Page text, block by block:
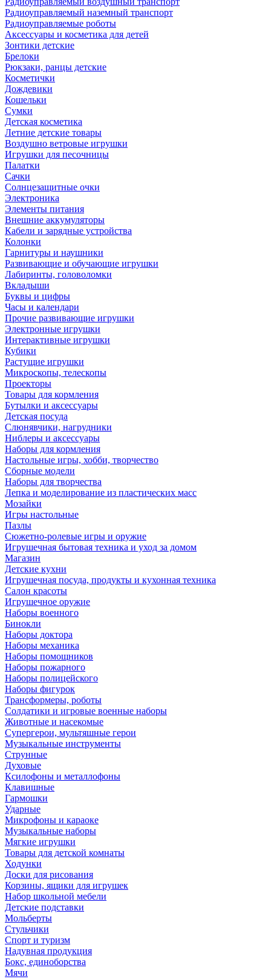
Радиоуправляемый наземный транспорт
Радиоуправляемые роботы
Аксессуары и косметика для детей
Зонтики детские
Брелоки
Рюкзаки, ранцы детские
Косметички
Дождевики
Кошельки
Сумки
Детская косметика
Летние детские товары
Воздушно ветровые игрушки
Игрушки для песочницы
Палатки
Сачки
Солнцезащитные очки
Электроника
Элементы питания
Внешние аккумуляторы
Кабели и зарядные устройства
Колонки
Гарнитуры и наушники
Развивающие и обучающие игрушки
Лабиринты, головоломки
Вкладыши
Буквы и цифры
Часы и календари
Прочие развивающие игрушки
Электронные игрушки
Интерактивные игрушки
Кубики
Растущие игрушки
Микроскопы, телескопы
Проекторы
Товары для кормления
Бутылки и аксессуары
Детская посуда
Слюнявчики, нагрудники
Ниблеры и аксессуары
Наборы для кормления
Настольные игры, хобби, творчество
Сборные модели
Наборы для творчества
Лепка и моделирование из пластических масс
Мозайки
Игры настольные
Пазлы
Сюжетно-ролевые игры и оружие
Игрушечная бытовая техника и уход за домом
Магазин
Детские кухни
Игрушечная посуда, продукты и кухонная техника
Салон красоты
Игрушечное оружие
Наборы военного
Бинокли
Наборы доктора
Наборы механика
Наборы помощников
Наборы пожарного
Наборы полицейского
Наборы фигурок
Трансформеры, роботы
Солдатики и игровые военные наборы
Животные и насекомые
Супергерои, мультяшные герои
Музыкальные инструменты
Струнные
Духовые
Ксилофоны и металлофоны
Клавишные
Гармошки
Ударные
Микрофоны и караоке
Музыкальные наборы
Мягкие игрушки
Товары для детской комнаты
Ходунки
Доски для рисования
Корзины, ящики для игрушек
Набор школьной мебели
Детские подставки
Мольберты
Стульчики
Спорт и туризм
Надувная продукция
Бокс, единоборства
Мячи